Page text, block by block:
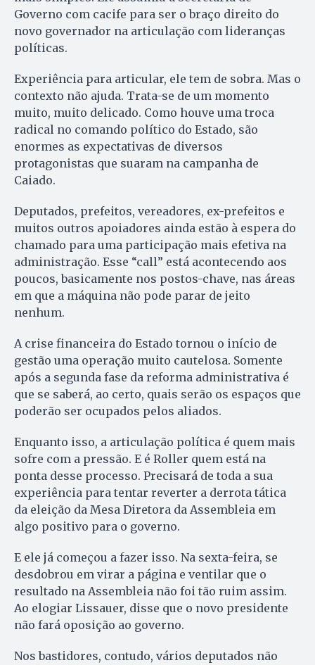
Governo com cacife para ser o braço direito do
novo governador na articulação com lideranças
políticas.
Experiência para articular, ele tem de sobra. Mas o
contexto não ajuda. Trata-se de um momento
muito, muito delicado. Como houve uma troca
radical no comando político do Estado, são
enormes as expectativas de diversos
protagonistas que suaram na campanha de
Caiado.
Deputados, prefeitos, vereadores, ex-prefeitos e
muitos outros apoiadores ainda estão à espera do
chamado para uma participação mais efetiva na
administração. Esse “call” está acontecendo aos
poucos, basicamente nos postos-chave, nas áreas
em que a máquina não pode parar de jeito
nenhum.
A crise financeira do Estado tornou o início de
gestão uma operação muito cautelosa. Somente
após a segunda fase da reforma administrativa é
que se saberá, ao certo, quais serão os espaços que
poderão ser ocupados pelos aliados.
Enquanto isso, a articulação política é quem mais
sofre com a pressão. E é Roller quem está na
ponta desse processo. Precisará de toda a sua
experiência para tentar reverter a derrota tática
da eleição da Mesa Diretora da Assembleia em
algo positivo para o governo.
E ele já começou a fazer isso. Na sexta-feira, se
desdobrou em virar a página e ventilar que o
resultado na Assembleia não foi tão ruim assim.
Ao elogiar Lissauer, disse que o novo presidente
não fará oposição ao governo.
Nos bastidores, contudo, vários deputados não